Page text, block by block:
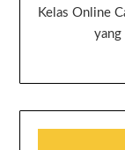
Kelas Online
yang